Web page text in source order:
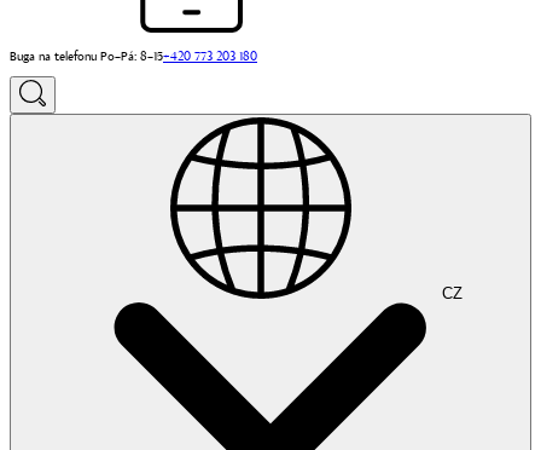
Buga na telefonu Po–Pá: 8–15+420 773 203 180
CZ